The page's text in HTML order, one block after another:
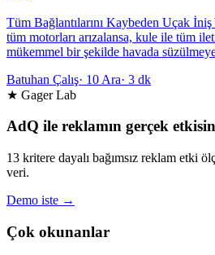
Tüm Bağlantılarını Kaybeden Uçak
tüm motorları arızalansa, kule ile tüm
mükemmel bir şekilde havada
Batuhan Çalış· 10 Ara· 3 dk
★ Gager Lab
AdQ ile reklamın gerçek
13 kritere dayalı bağımsız reklam etki
veri.
Demo iste →
Çok okunanlar